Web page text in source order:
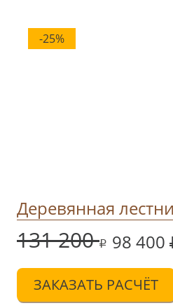
-25%
Деревянная
131 200 98 400
ЗАКАЗАТЬ РАСЧЁТ